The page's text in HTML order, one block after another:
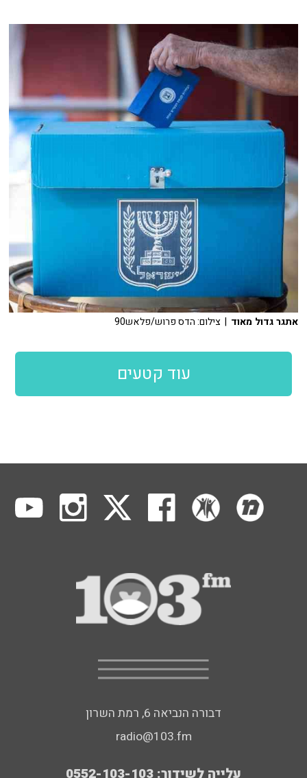
אתגר גדול מאוד | צילום: הדס פרוש/פלאש90
עוד קטעים
דבורה הנביאה 6, רמת השרון
radio@103.fm